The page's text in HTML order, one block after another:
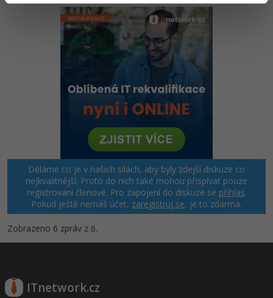
Google Dokumenty
Time management
Kybernetická bezpečnost
Elektronický podpis
Video
Ostatní
Děláme co je v našich silách, aby byly zdejší diskuze co
nejkvalitnější. Proto do nich také mohou přispívat pouze
registrovaní členové. Pro zapojení do diskuze se přihlas.
Pokud ještě nemáš účet, zaregistruj se, je to zdarma.
Zobrazeno 6 zpráv z 6.
ITnetwork.cz